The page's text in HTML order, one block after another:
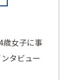
歳女子に事
タビュー